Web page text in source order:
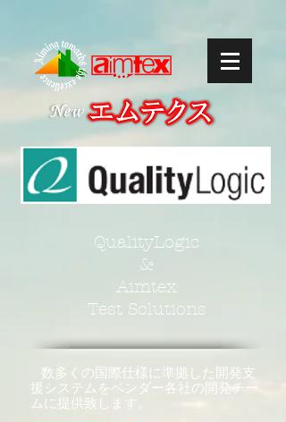
QualityLogic
&
Aimtex
Test Solutions
数多くの国際仕様に準拠した開発支
援システムをベンダー各社の開発チー
ムに提供致します。